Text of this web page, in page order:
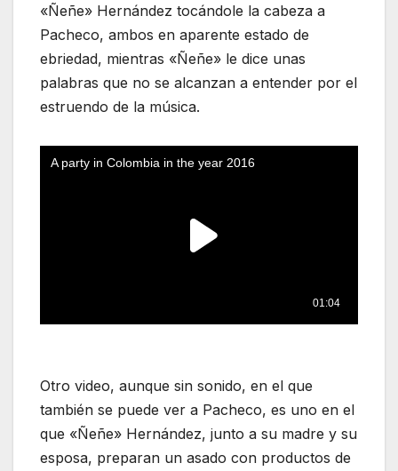
«Ñeñe» Hernández tocándole la cabeza a
Pacheco, ambos en aparente estado de
ebriedad, mientras «Ñeñe» le dice unas
palabras que no se alcanzan a entender por el
estruendo de la música.
Otro video, aunque sin sonido, en el que
también se puede ver a Pacheco, es uno en el
que «Ñeñe» Hernández, junto a su madre y su
esposa, preparan un asado con productos de